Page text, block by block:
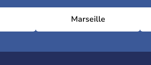
Marseille